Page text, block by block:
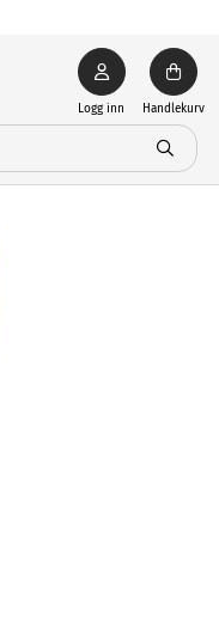
Logg inn Handlekurv